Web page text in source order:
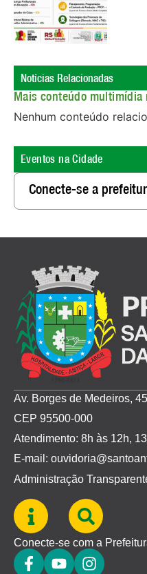
Notícias Relacionadas
Mais conteúdo multimídia
Nenhum conteúdo
Eventos na Cidade
Conecte-se a
Av. Borges de Medeiros,
CEP 95500-000
Atendimento: 8h às 12h,
E-mail:
Administração
Conecte-se com a